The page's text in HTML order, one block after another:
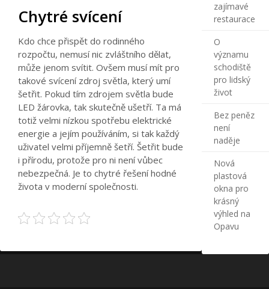
Chytré svícení
Kdo chce přispět do rodinného
rozpočtu, nemusí nic zvláštního dělat,
může jenom svítit. Ovšem musí mít pro
takové svícení zdroj světla, který umí
šetřit. Pokud tím zdrojem světla bude
LED žárovka, tak skutečně ušetří. Ta má
totiž velmi nízkou spotřebu elektrické
energie a jejím používáním, si tak každý
uživatel velmi příjemně šetří. Šetřit bude
i přírodu, protože pro ni není vůbec
nebezpečná. Je to chytré řešení hodné
života v moderní společnosti.
zajímavé
restaurace
O
významu
schodiště
pro lidský
život
Bez peněz
není
naděje
Nová
plastová
okna pro
krásný
výhled na
Opavu